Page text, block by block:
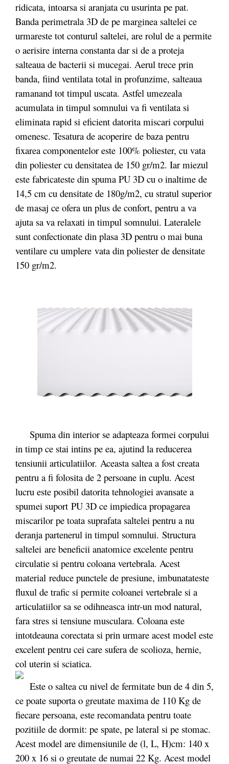
ridicata, intoarsa si aranjata cu usurinta pe pat.
Banda perimetrala 3D de pe marginea saltelei ce
urmareste tot conturul saltelei, are rolul de a permite
o aerisire interna constanta dar si de a proteja
salteaua de bacterii si mucegai. Aerul trece prin
banda, fiind ventilata total in profunzime, salteaua
ramanand tot timpul uscata. Astfel umezeala
acumulata in timpul somnului va fi ventilata si
eliminata rapid si eficient datorita miscari corpului
omenesc. Tesatura de acoperire de baza pentru
fixarea componentelor este 100% poliester, cu vata
din poliester cu densitatea de 150 gr/m2. Iar miezul
este fabricateste din spuma PU 3D cu o inaltime de
14,5 cm cu densitate de 180g/m2, cu stratul superior
de masaj ce ofera un plus de confort, pentru a va
ajuta sa va relaxati in timpul somnului. Lateralele
sunt confectionate din plasa 3D pentru o mai buna
ventilare cu umplere vata din poliester de densitate
150 gr/m2.
Spuma din interior se adapteaza formei corpului
in timp ce stai intins pe ea, ajutind la reducerea
tensiunii articulatiilor. Aceasta saltea a fost creata
pentru a fi folosita de 2 persoane in cuplu. Acest
lucru este posibil datorita tehnologiei avansate a
spumei suport PU 3D ce impiedica propagarea
miscarilor pe toata suprafata saltelei pentru a nu
deranja partenerul in timpul somnului. Structura
saltelei are beneficii anatomice excelente pentru
circulatie si pentru coloana vertebrala. Acest
material reduce punctele de presiune, imbunatateste
fluxul de trafic si permite coloanei vertebrale si a
articulatiilor sa se odihneasca intr-un mod natural,
fara stres si tensiune musculara. Coloana este
intotdeauna corectata si prin urmare acest model este
excelent pentru cei care sufera de scolioza, hernie,
col uterin si sciatica.
Este o saltea cu nivel de fermitate bun de 4 din 5,
ce poate suporta o greutate maxima de 110 Kg de
fiecare persoana, este recomandata pentru toate
pozitiile de dormit: pe spate, pe lateral si pe stomac.
Acest model are dimensiunile de (l, L, H)cm: 140 x
200 x 16 si o greutate de numai 22 Kg. Acest model